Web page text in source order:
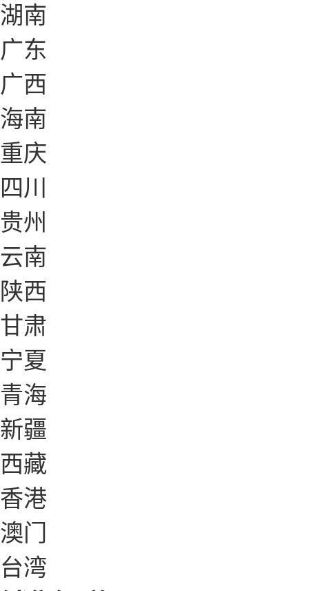
湖南
广东
广西
海南
重庆
四川
贵州
云南
陕西
甘肃
宁夏
青海
新疆
西藏
香港
澳门
台湾